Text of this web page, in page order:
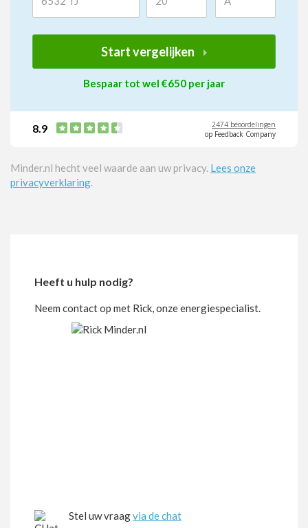
Start vergelijken
Bespaar tot wel €650 per jaar
8.9
2474 beoordelingen
op Feedback Company
Minder.nl hecht veel waarde aan uw privacy. Lees onze
privacyverklaring.
Heeft u hulp nodig?
Neem contact op met Rick, onze energiespecialist.
Stel uw vraagvia de chat